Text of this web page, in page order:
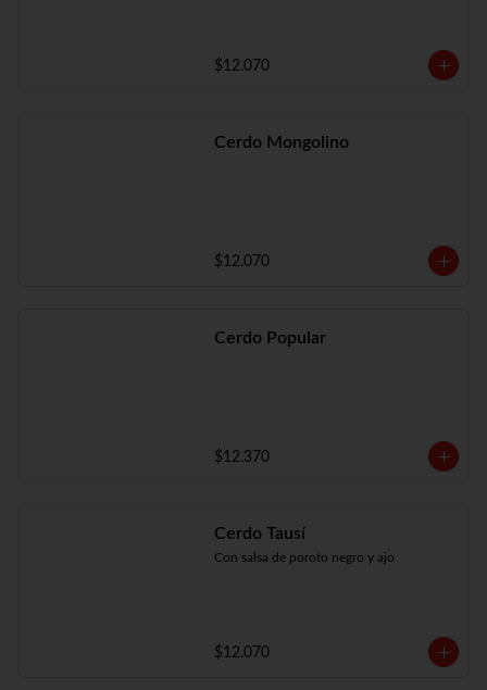
$12.070
Cerdo Mongolino
$12.070
Cerdo Popular
$12.370
Cerdo Tausí
Con salsa de poroto negro y ajo
$12.070